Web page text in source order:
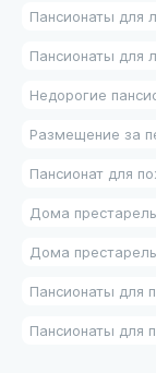
Пансионаты для
Пансионаты для
Недорогие
Размещение за
Пансионат для
Дома
Дома
Пансионаты для
Пансионаты для